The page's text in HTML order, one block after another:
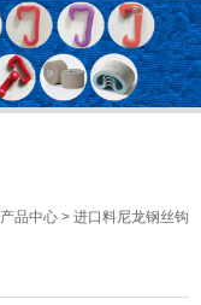
产品中心 > 进口料尼龙钢丝钩